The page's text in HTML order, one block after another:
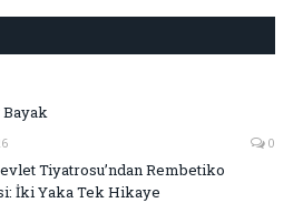
0
Tiyatrosu’ndan Rembetiko
İki Yaka Tek Hikaye